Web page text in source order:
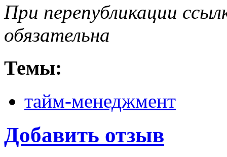
При перепубликации
обязательна
Темы:
тайм-менеджмент
Добавить отзыв